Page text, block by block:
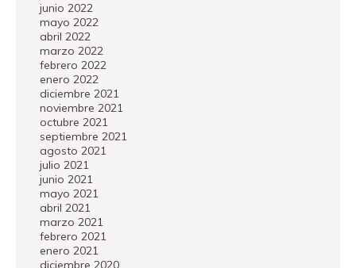
junio 2022
mayo 2022
abril 2022
marzo 2022
febrero 2022
enero 2022
diciembre 2021
noviembre 2021
octubre 2021
septiembre 2021
agosto 2021
julio 2021
junio 2021
mayo 2021
abril 2021
marzo 2021
febrero 2021
enero 2021
diciembre 2020